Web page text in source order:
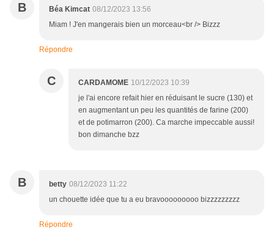
B Béa Kimcat 08/12/2023 13:56
Miam ! J'en mangerais bien un morceau<br /> Bizzz
Répondre
C CARDAMOME 10/12/2023 10:39
je l'ai encore refait hier en réduisant le sucre (130) et
en augmentant un peu les quantités de farine (200)
et de potimarron (200). Ca marche impeccable aussi!
bon dimanche bzz
B betty 08/12/2023 11:22
un chouette idée que tu a eu bravooooooooo bizzzzzzzzz
Répondre